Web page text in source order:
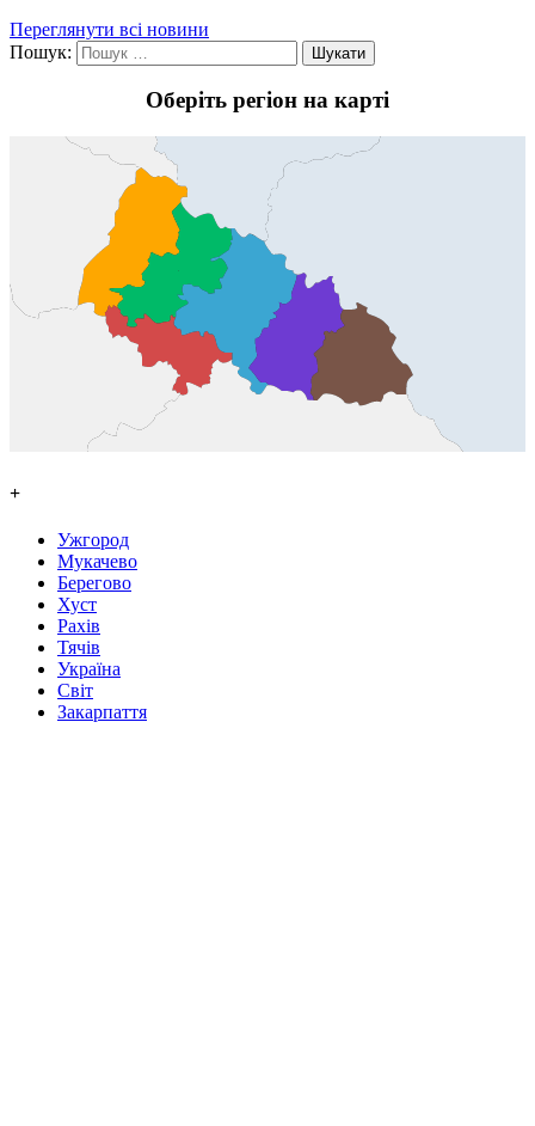
Переглянути всі новини
Пошук:
Оберіть регіон на карті
+
Ужгород
Мукачево
Берегово
Хуст
Рахів
Тячів
Україна
Світ
Закарпаття